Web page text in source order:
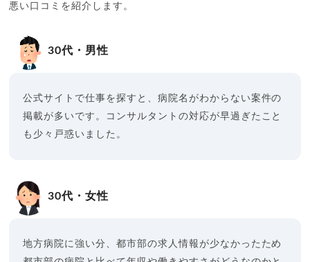
悪い口コミを紹介します。
30代・男性
公式サイトで仕事を探すと、病院名がわからない案件の
掲載が多いです。コンサルタントの対応が早過ぎたこと
も少々戸惑いました。
30代・女性
地方病院に強い分、都市部の求人情報が少なかったため